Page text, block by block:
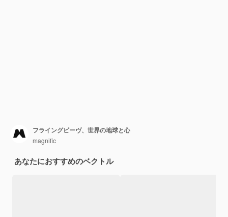
フライングビーヴ、世界の地球と心
magnific
あなたにおすすめのベクトル